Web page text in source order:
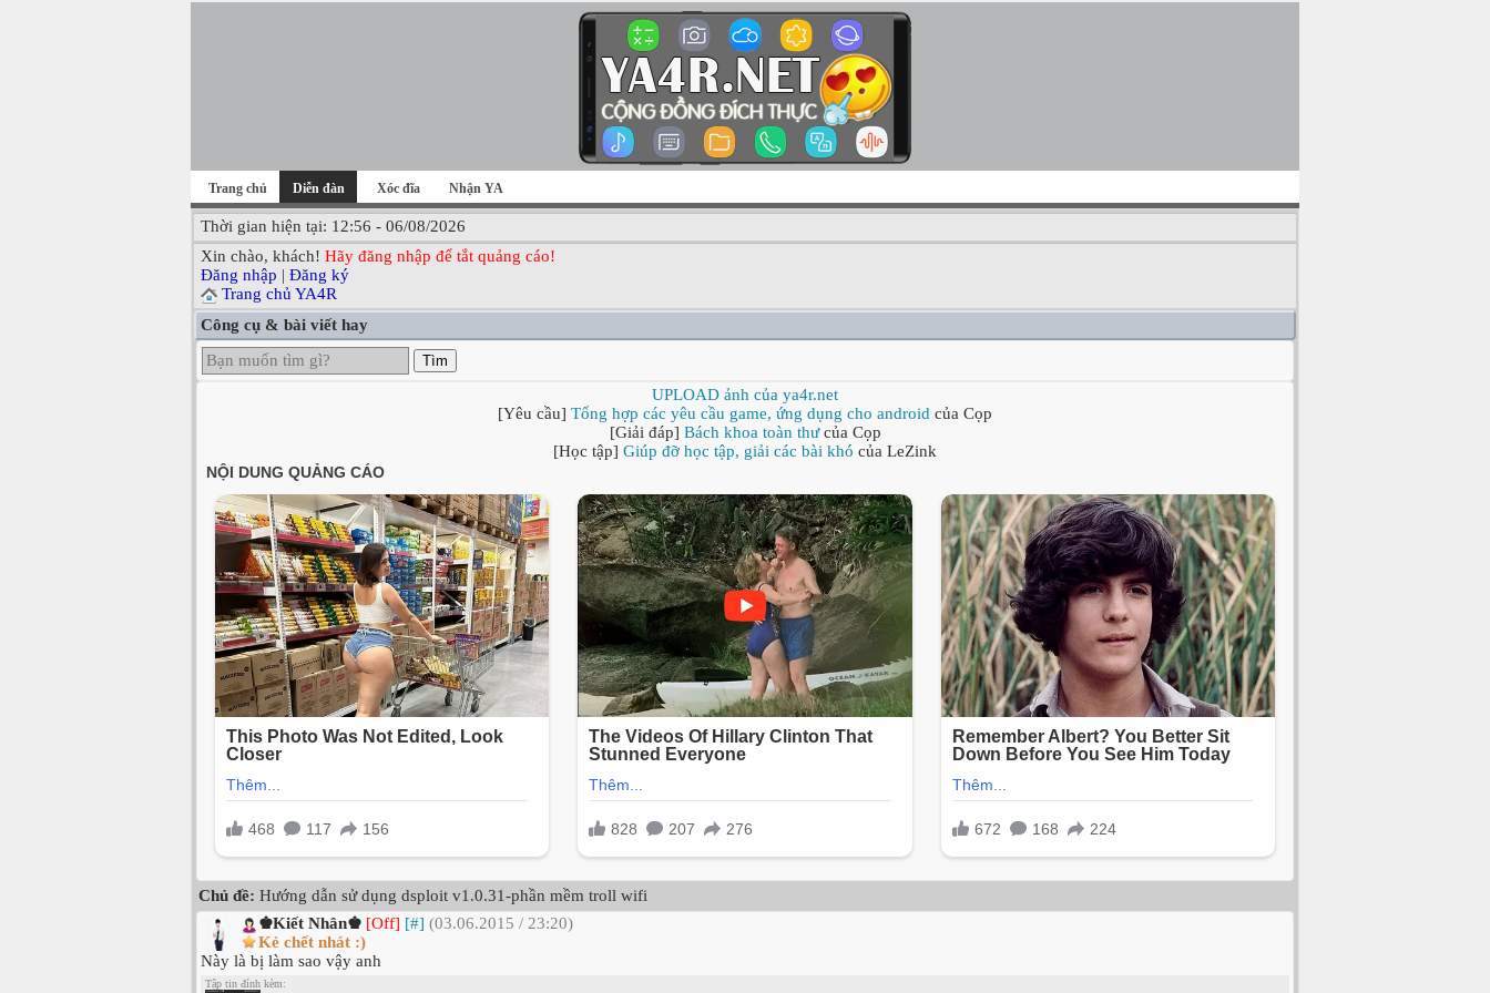
Trang chủ Diễn đàn Xóc đĩa Nhận YA
Thời gian hiện tại: 12:56 - 06/08/2026
Xin chào, khách! Hãy đăng nhập để tắt quảng cáo!
Đăng nhập | Đăng ký
Trang chủ YA4R
Công cụ & bài viết hay
Tìm
UPLOAD ảnh của ya4r.net
[Yêu cầu] Tổng hợp các yêu cầu game, ứng dụng cho android của Cọp
[Giải đáp] Bách khoa toàn thưcủa Cọp
[Học tập] Giúp đỡ học tập, giải các bài khó của LeZink
Chủ đề: Hướng dẫn sử dụng dsploit v1.0.31-phần mềm troll wifi
♚Kiết Nhân♚ [Off] [#] (03.06.2015 / 23:20)
Kẻ chết nhát :)
Này là bị làm sao vậy anh
Tập tin đính kèm: